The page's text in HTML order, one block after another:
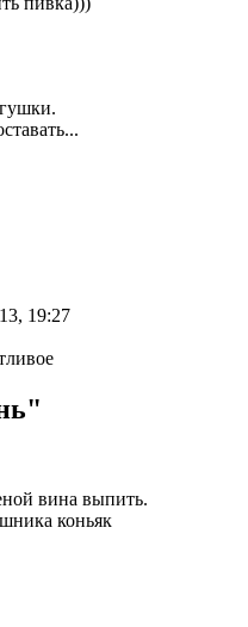
19:27
вина выпить.
коньяк